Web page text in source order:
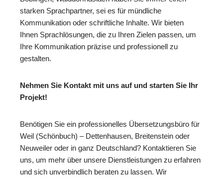
starken Sprachpartner, sei es für mündliche
Kommunikation oder schriftliche Inhalte. Wir bieten
Ihnen Sprachlösungen, die zu Ihren Zielen passen, um
Ihre Kommunikation präzise und professionell zu
gestalten.
Nehmen Sie Kontakt mit uns auf und starten Sie Ihr
Projekt!
Benötigen Sie ein professionelles Übersetzungsbüro für
Weil (Schönbuch) – Dettenhausen, Breitenstein oder
Neuweiler oder in ganz Deutschland? Kontaktieren Sie
uns, um mehr über unsere Dienstleistungen zu erfahren
und sich unverbindlich beraten zu lassen. Wir